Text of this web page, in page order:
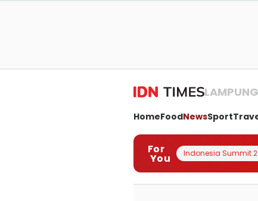
LAMPUNG
HomeFoodNewsSport
For
You Indonesia Summit